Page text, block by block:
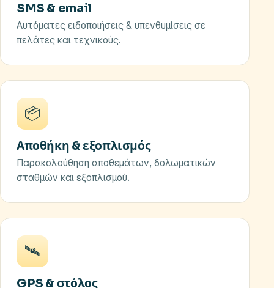
SMS & email
Αυτόματες ειδοποιήσεις & υπενθυμίσεις σε
πελάτες και τεχνικούς.
📦
Αποθήκη & εξοπλισμός
Παρακολούθηση αποθεμάτων, δολωματικών
σταθμών και εξοπλισμού.
🛰️
GPS & στόλος